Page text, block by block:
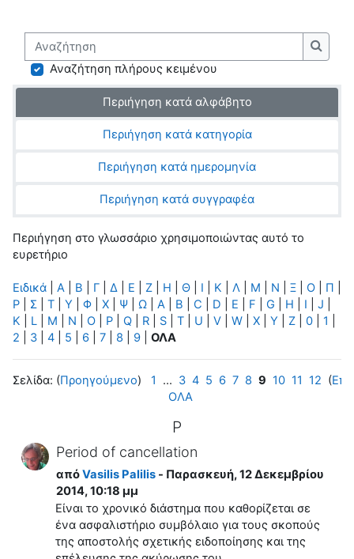
Αναζήτηση
Αναζήτηση πλήρους κειμένου
Περιήγηση κατά αλφάβητο
Περιήγηση κατά κατηγορία
Περιήγηση κατά ημερομηνία
Περιήγηση κατά συγγραφέα
Περιήγηση στο γλωσσάριο χρησιμοποιώντας αυτό το
ευρετήριο
Ειδικά Α Β Γ Δ Ε Ζ Η Θ Ι Κ Λ Μ Ν Ξ Ο Π
Ρ
Σ Τ Υ Φ Χ Ψ Ω A B C D E F G H I J
K
L M N O P Q R S T U V W X Y Z 0 1
2
3 4 5 6 7 8 9 ΟΛΑ
Σελίδα: (Προηγούμενο) 1 ... 3 4 5 6 7 8 9 10 11 12 (
ΟΛΑ
P
Period of cancellation
απόVasilis Palilis- Παρασκευή, 12 Δεκεμβρίου
2014, 10:18 μμ
Είναι το χρονικό διάστημα που καθορίζεται σε
ένα ασφαλιστήριο συμβόλαιο για τους σκοπούς
της αποστολής σχετικής ειδοποίησης και της